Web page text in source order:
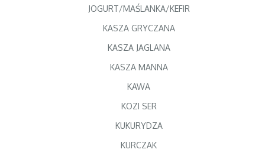
JOGURT/MAŚLANKA/KEFIR
KASZA GRYCZANA
KASZA JAGLANA
KASZA MANNA
KAWA
KOZI SER
KUKURYDZA
KURCZAK